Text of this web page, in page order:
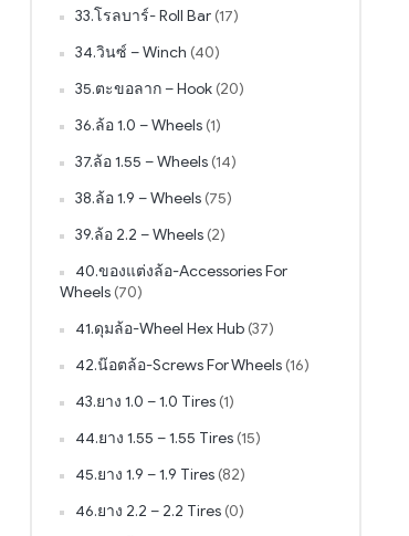
33.โรลบาร์- Roll Bar (17)
34.วินซ์ – Winch (40)
35.ตะขอลาก – Hook (20)
36.ล้อ 1.0 – Wheels (1)
37.ล้อ 1.55 – Wheels (14)
38.ล้อ 1.9 – Wheels (75)
39.ล้อ 2.2 – Wheels (2)
40.ของแต่งล้อ-Accessories For
Wheels (70)
41.ดุมล้อ-Wheel Hex Hub (37)
42.น๊อตล้อ-Screws For Wheels (16)
43.ยาง 1.0 – 1.0 Tires (1)
44.ยาง 1.55 – 1.55 Tires (15)
45.ยาง 1.9 – 1.9 Tires (82)
46.ยาง 2.2 – 2.2 Tires (0)